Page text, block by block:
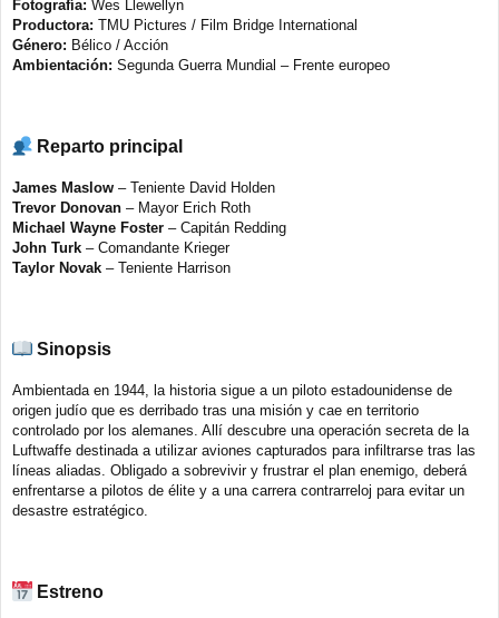
Fotografía: Wes Llewellyn
Productora: TMU Pictures / Film Bridge International
Género: Bélico / Acción
Ambientación: Segunda Guerra Mundial – Frente europeo
Reparto principal
James Maslow – Teniente David Holden
Trevor Donovan – Mayor Erich Roth
Michael Wayne Foster – Capitán Redding
John Turk – Comandante Krieger
Taylor Novak – Teniente Harrison
Sinopsis
Ambientada en 1944, la historia sigue a un piloto estadounidense de
origen judío que es derribado tras una misión y cae en territorio
controlado por los alemanes. Allí descubre una operación secreta de la
Luftwaffe destinada a utilizar aviones capturados para infiltrarse tras las
líneas aliadas. Obligado a sobrevivir y frustrar el plan enemigo, deberá
enfrentarse a pilotos de élite y a una carrera contrarreloj para evitar un
desastre estratégico.
Estreno